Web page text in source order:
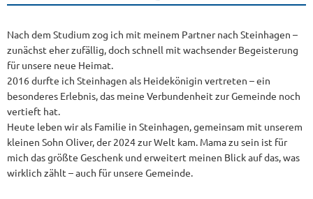
Nach dem Studium zog ich mit meinem Partner nach Steinhagen –
zunächst eher zufällig, doch schnell mit wachsender Begeisterung
für unsere neue Heimat.
2016 durfte ich Steinhagen als Heidekönigin vertreten – ein
besonderes Erlebnis, das meine Verbundenheit zur Gemeinde noch
vertieft hat.
Heute leben wir als Familie in Steinhagen, gemeinsam mit unserem
kleinen Sohn Oliver, der 2024 zur Welt kam. Mama zu sein ist für
mich das größte Geschenk und erweitert meinen Blick auf das, was
wirklich zählt – auch für unsere Gemeinde.